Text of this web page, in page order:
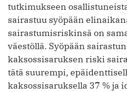
tutkimukseen
sairastuu syöpään
sairastumisriskinsä on
väestöllä. Syöpään
kaksossisaruksen riski
tätä suurempi,
kaksossisaruksella 37 % ja